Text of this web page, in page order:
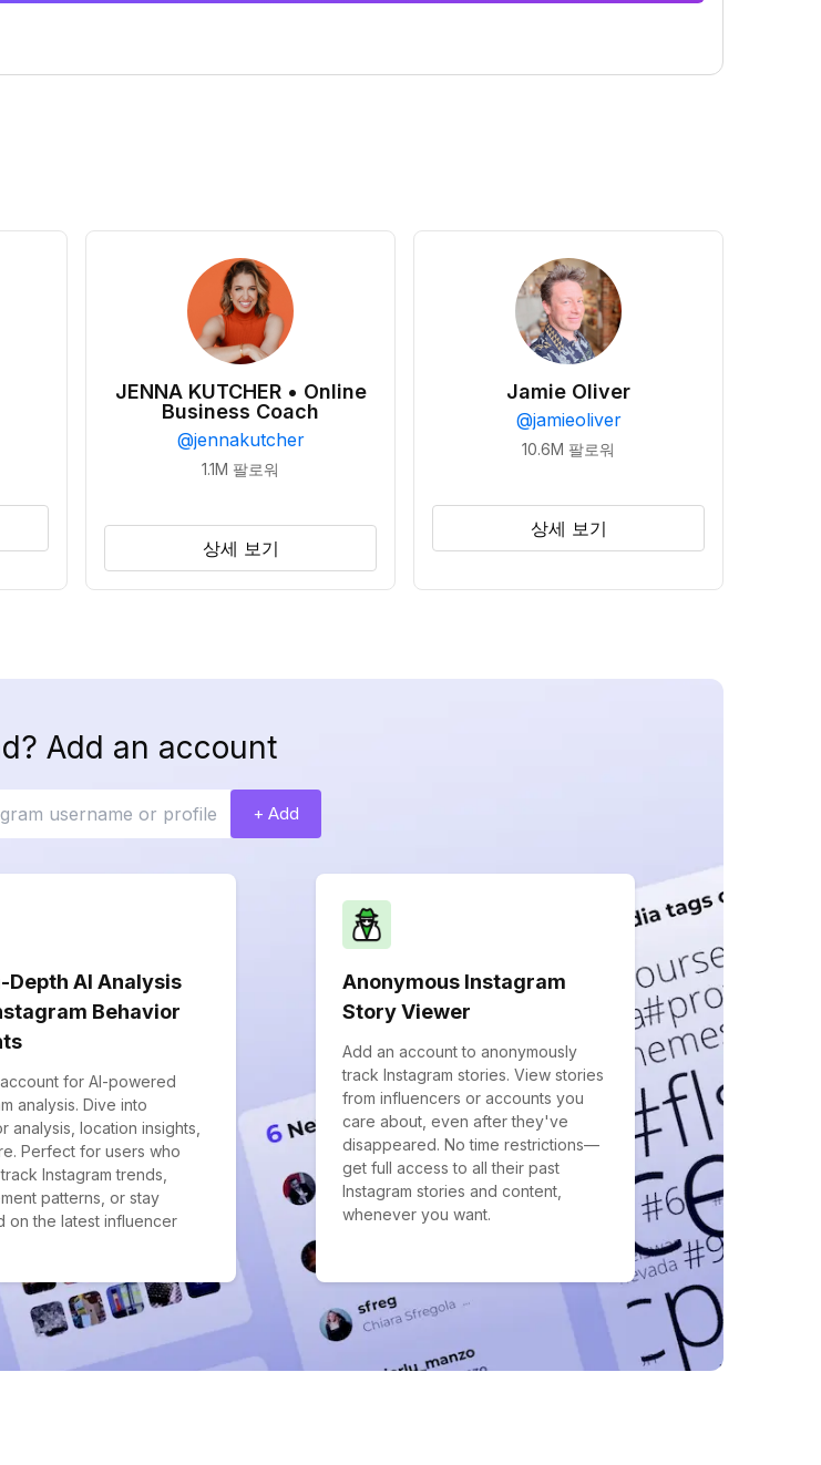
JENNA KUTCHER • Online
Business Coach
@jennakutcher
1.1M 팔로워
상세 보기
Jamie Oliver
@jamieoliver
10.6M 팔로워
상세 보기
Add an account
+ Add
Depth AI Analysis
Behavior
for AI-powered
analysis. Dive into
analysis, location insights,
Perfect for users who
Instagram trends,
patterns, or stay
on the latest influencer
Anonymous Instagram
Story Viewer
Add an account to anonymously
track Instagram stories. View stories
from influencers or accounts you
care about, even after they've
disappeared. No time restrictions—
get full access to all their past
Instagram stories and content,
whenever you want.